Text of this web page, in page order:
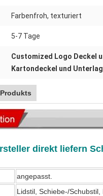
Farbenfroh, texturiert
5-7 Tage
Customized Logo Deckel
Kartondeckel und
direkt liefern
angepasst.
Lidstil, Schiebe-/